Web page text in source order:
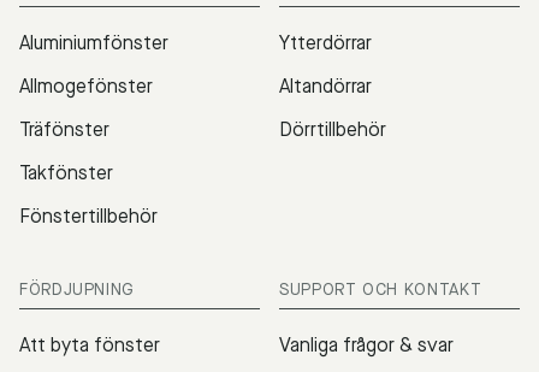
Aluminiumfönster
Allmogefönster
Träfönster
Takfönster
Fönstertillbehör
Ytterdörrar
Altandörrar
Dörrtillbehör
FÖRDJUPNING
Att byta fönster
SUPPORT OCH KONTAKT
Vanliga frågor & svar